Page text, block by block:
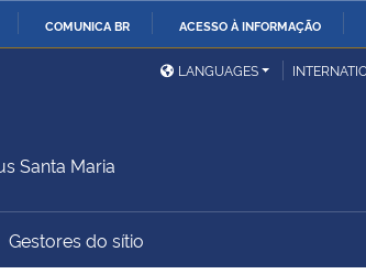
COMUNICA BR ACESSO À INFORMAÇÃO
Ministério das Relações
Exteriores
Controladoria-Geral da
LANGUAGES
Santa Maria
Gestores do sítio